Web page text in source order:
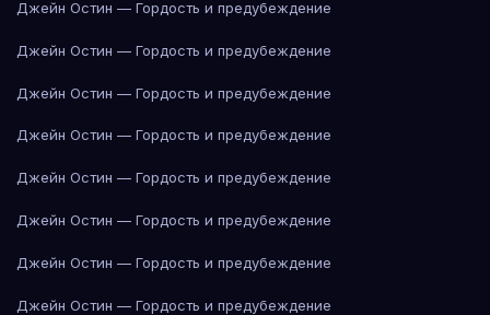
Джейн Остин — Гордость и предубеждение
Джейн Остин — Гордость и предубеждение
Джейн Остин — Гордость и предубеждение
Джейн Остин — Гордость и предубеждение
Джейн Остин — Гордость и предубеждение
Джейн Остин — Гордость и предубеждение
Джейн Остин — Гордость и предубеждение
Джейн Остин — Гордость и предубеждение